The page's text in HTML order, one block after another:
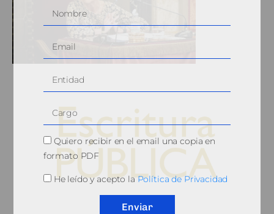
© 2010, Consejo General del Notariado
Quiero recibir en el email una copia en
formato PDF
He leído y acepto laPolítica de Privacidad
Enviar